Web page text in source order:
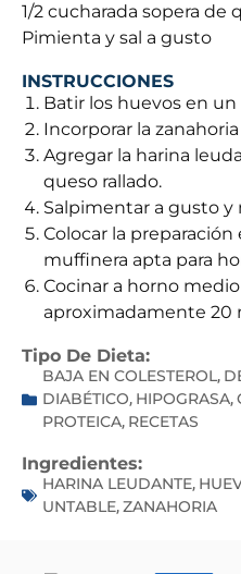
1/2 cucharada sopera de
Pimienta y sal a gusto
INSTRUCCIONES
Batir los huevos en un
Incorporar la
Agregar la harina
queso rallado.
Salpimentar a gusto y
Colocar la
muffinera apta para
Cocinar a horno
aproximadamente 20
Tipo De Dieta:
BAJA EN COLESTEROL,
DIABÉTICO, HIPOGRASA,
PROTEICA, RECETAS
Ingredientes:
HARINA LEUDANTE,
UNTABLE,ZANAHORIA